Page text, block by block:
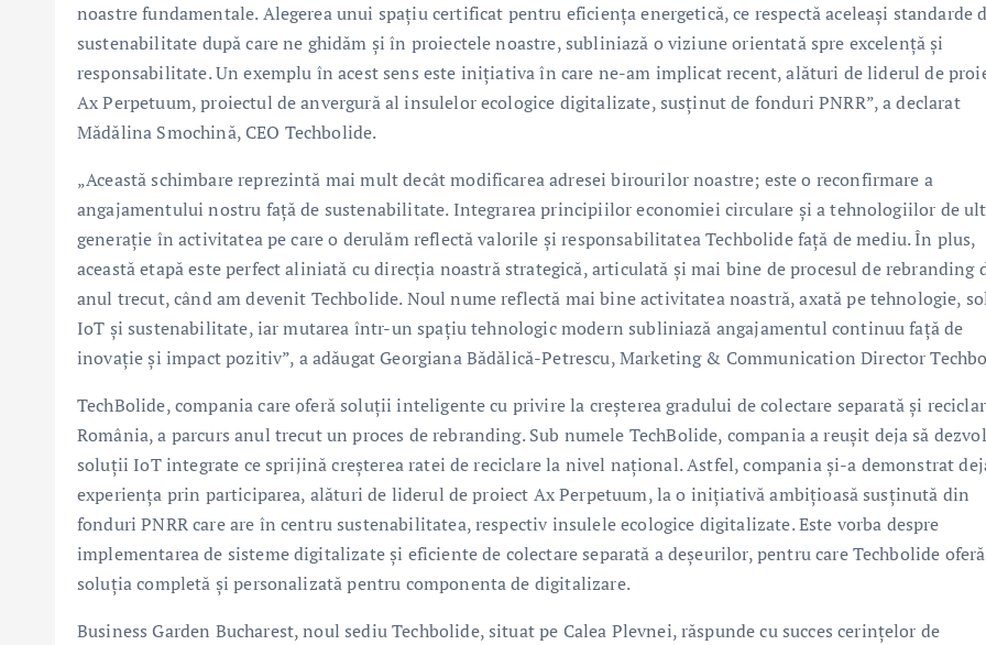
noastre fundamentale. Alegerea unui spațiu certificat pentru eficiența energetică, ce respectă aceleași standarde
sustenabilitate după care ne ghidăm și în proiectele noastre, subliniază o viziune orientată spre excelență și
responsabilitate. Un exemplu în acest sens este inițiativa în care ne-am implicat recent, alături de liderul de
Ax Perpetuum, proiectul de anvergură al insulelor ecologice digitalizate, susținut de fonduri PNRR”, a declarat
Mădălina Smochină, CEO Techbolide.
„Această schimbare reprezintă mai mult decât modificarea adresei birourilor noastre; este o reconfirmare a
angajamentului nostru față de sustenabilitate. Integrarea principiilor economiei circulare și a tehnologiilor de
generație în activitatea pe care o derulăm reflectă valorile și responsabilitatea Techbolide față de mediu. În plus,
această etapă este perfect aliniată cu direcția noastră strategică, articulată și mai bine de procesul de rebranding
anul trecut, când am devenit Techbolide. Noul nume reflectă mai bine activitatea noastră, axată pe tehnologie,
IoT și sustenabilitate, iar mutarea într-un spațiu tehnologic modern subliniază angajamentul continuu față de
inovație și impact pozitiv”, a adăugat Georgiana Bădălică-Petrescu, Marketing & Communication Director
TechBolide, compania care oferă soluții inteligente cu privire la creșterea gradului de colectare separată și
România, a parcurs anul trecut un proces de rebranding. Sub numele TechBolide, compania a reușit deja să
soluții IoT integrate ce sprijină creșterea ratei de reciclare la nivel național. Astfel, compania și-a demonstrat
experiența prin participarea, alături de liderul de proiect Ax Perpetuum, la o inițiativă ambițioasă susținută din
fonduri PNRR care are în centru sustenabilitatea, respectiv insulele ecologice digitalizate. Este vorba despre
implementarea de sisteme digitalizate și eficiente de colectare separată a deșeurilor, pentru care Techbolide oferă
soluția completă și personalizată pentru componenta de digitalizare.
Business Garden Bucharest, noul sediu Techbolide, situat pe Calea Plevnei, răspunde cu succes cerințelor de